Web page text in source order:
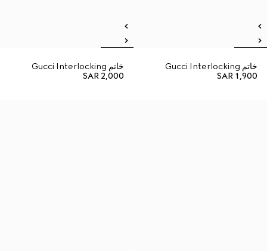
خاتم Gucci Interlocking
SAR 1,900
خاتم Gucci Interlocking
SAR 2,000